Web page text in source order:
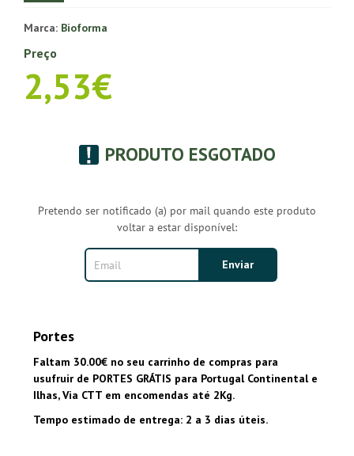
Marca: Bioforma
Preço
2,53€
PRODUTO ESGOTADO
Pretendo ser notificado (a) por mail quando este produto
voltar a estar disponível:
Portes
Faltam 30.00€ no seu carrinho de compras para
usufruir de PORTES GRÁTIS para Portugal Continental e
Ilhas, Via CTT em encomendas até 2Kg.
Tempo estimado de entrega: 2 a 3 dias úteis.